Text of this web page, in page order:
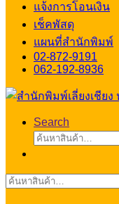
แจ้งการโอนเงิน
เช็คพัสดุ
แผนที่สำนักพิมพ์
02-872-9191
062-192-8936
Search
ค้นหา:
ค้นหา: